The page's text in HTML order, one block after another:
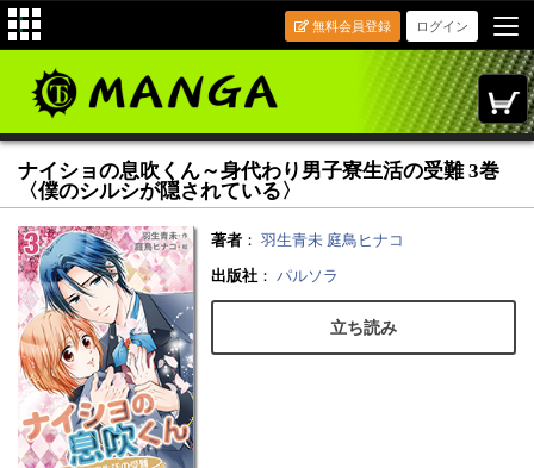
ログイン
無料会員登録
ナイショの息吹くん～身代わり男子寮生活の受難 3巻
〈僕のシルシが隠されている〉
著者 ： 羽生青未 庭鳥ヒナコ
出版社 ： パルソラ
立ち読み